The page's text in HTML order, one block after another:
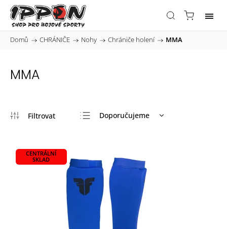
Domů / CHRÁNIČE / Nohy / Chrániče holení / MMA
MMA
Doporučujeme
Nejprodávanější
Abecedně
CENTRÁLNÍ
SKLAD